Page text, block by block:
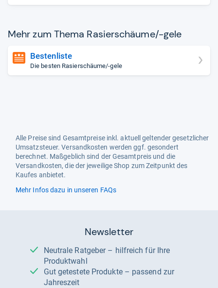
Mehr zum Thema Rasier­schäume/-​gele
Bestenliste
Die besten Rasierschäume/-gele
Alle Preise sind Gesamtpreise inkl. aktuell geltender gesetzlicher
Umsatzsteuer. Versandkosten werden ggf. gesondert
berechnet. Maßgeblich sind der Gesamtpreis und die
Versandkosten, die der jeweilige Shop zum Zeitpunkt des
Kaufes anbietet.
Mehr Infos dazu in unseren FAQs
Newsletter
Neutrale Ratgeber – hilfreich für Ihre
Produktwahl
Gut getestete Produkte – passend zur
Jahreszeit